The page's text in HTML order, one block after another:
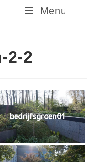
Menu
2-2
bedrijfsgroen01